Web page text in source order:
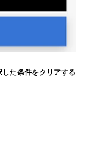
た条件をクリアする